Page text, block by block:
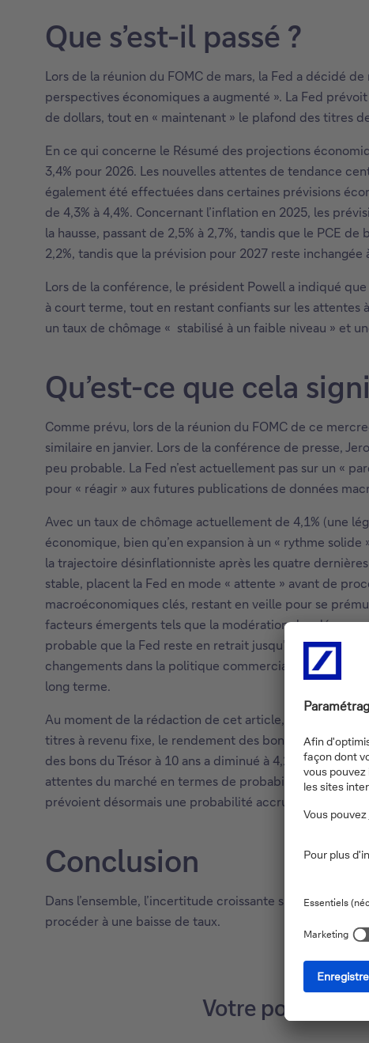
Que s’est-il passé ?
Lors de la réunion du FOMC de mars, la Fed a décidé
perspectives économiques a augmenté ». La Fed
de dollars, tout en « maintenant » le plafond des titres
En ce qui concerne le Résumé des projections
3,4% pour 2026. Les nouvelles attentes de tendance
également été effectuées dans certaines prévisions
de 4,3% à 4,4%. Concernant l’inflation en 2025, les
la hausse, passant de 2,5% à 2,7%, tandis que le PCE
2,2%, tandis que la prévision pour 2027 reste inchangée
Lors de la conférence, le président Powell a indiqué
à court terme, tout en restant confiants sur les attentes
un taux de chômage « stabilisé à un faible niveau » et
Qu’est-ce que cela
Comme prévu, lors de la réunion du FOMC de ce
similaire en janvier. Lors de la conférence de presse,
peu probable. La Fed n’est actuellement pas sur un «
pour « réagir » aux futures publications de données
Avec un taux de chômage actuellement de 4,1% (une
économique, bien qu’en expansion à un « rythme
la trajectoire désinflationniste après les quatre
stable, placent la Fed en mode « attente » avant de
macroéconomiques clés, restant en veille pour se
facteurs émergents tels que la modération des
probable que la Fed reste en retrait jusqu’à ce qu’il y
changements dans la politique commerciale.
long terme.
Au moment de la rédaction de cet article, l’indice S&P
titres à revenu fixe, le rendement des bons du Trésor à
des bons du Trésor à 10 ans a diminué à 4,25%. Sur les
attentes du marché en termes de probabilités de
prévoient désormais une probabilité accrue que juin
Conclusion
Dans l’ensemble, l’incertitude croissante sur fond
procéder à une baisse de taux.
Votre